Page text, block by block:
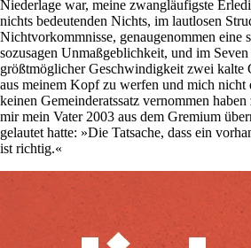
Niederlage war, meine zwangläufigste
nichts bedeutenden Nichts, im lautlosen
Nichtvorkommnisse, genaugenommen eine
sozusagen Unmaßgeblichkeit, und im
größtmöglicher Geschwindigkeit zwei kalte
aus meinem Kopf zu werfen und mich nicht
keinen Gemeinderatssatz vernommen
mir mein Vater 2003 aus dem Gremium
gelautet hatte: »Die Tatsache, dass ein
ist richtig.«